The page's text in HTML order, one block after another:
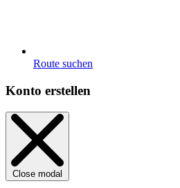
Route suchen
Konto erstellen
Close modal